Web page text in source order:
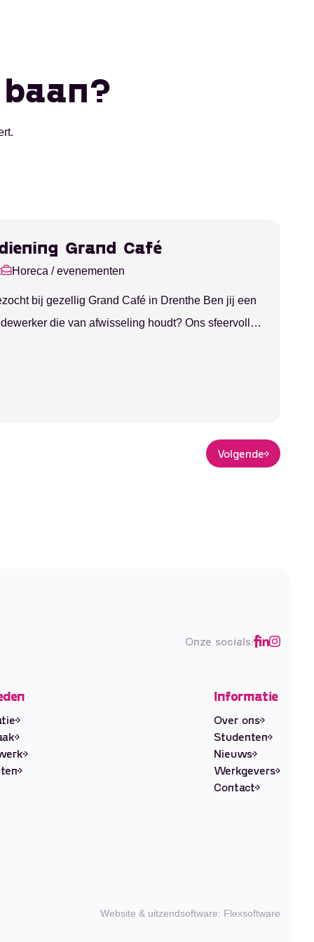
Grand Café
Horeca / evenementen
bij gezellig Grand Café in Drenthe Ben jij een
die van afwisseling houdt? Ons sfeervolle
Volgende
Onze socials:
Informatie
Over ons
Studenten
Nieuws
Werkgevers
Contact
Website & uitzendsoftware: Flexsoftware